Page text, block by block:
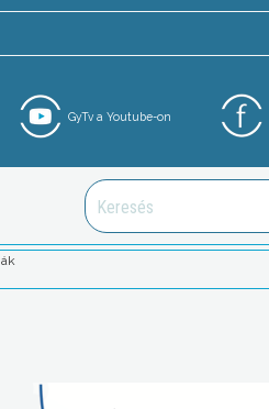
GyTv a Youtube-on